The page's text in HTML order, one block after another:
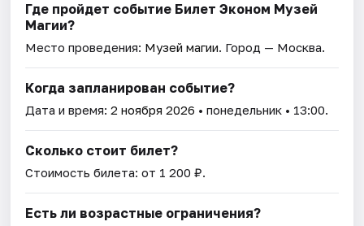
Где пройдет событие Билет Эконом Музей
Магии?
Место проведения: Музей магии. Город — Москва.
Когда запланирован событие?
Дата и время:2 ноября 2026 • понедельник • 13:00.
Сколько стоит билет?
Стоимость билета: от 1 200 ₽.
Есть ли возрастные ограничения?